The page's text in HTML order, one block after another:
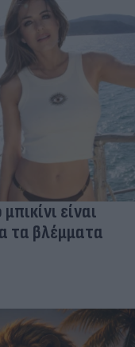
είναι
τα βλέμματα